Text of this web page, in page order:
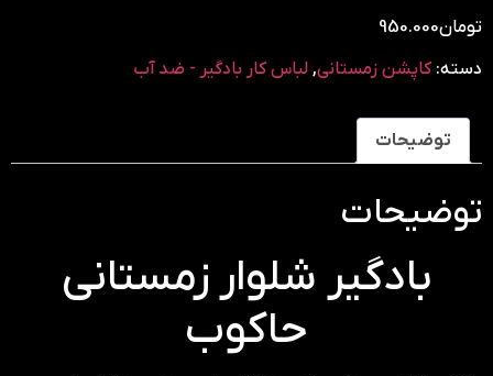
تومان950.000
دسته:کاپشن زمستانی, لباس کار بادگیر - ضد آب
توضیحات
توضیحات
بادگیر شلوار زمستانی
حاکوب